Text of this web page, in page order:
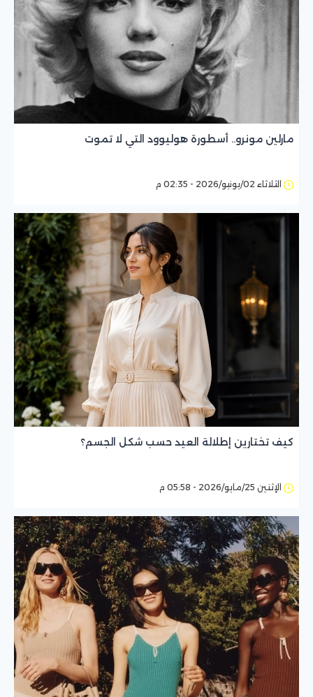
مارلين مونرو.. أسطورة هوليوود التي لا تموت
الثلاثاء 02/يونيو/2026 - 02:35 م
كيف تختارين إطلالة العيد حسب شكل الجسم؟
الإثنين 25/مايو/2026 - 05:58 م